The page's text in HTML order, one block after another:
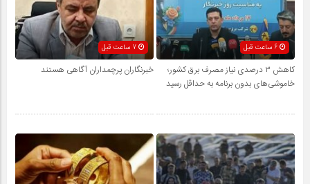
6 ساعت قبل
کاهش ۳ درصدی نیاز مصرف برق کشور؛
خاموشی‌های بدون برنامه به حداقل رسید
خبرنگاران پرچمداران آگاهی هستند